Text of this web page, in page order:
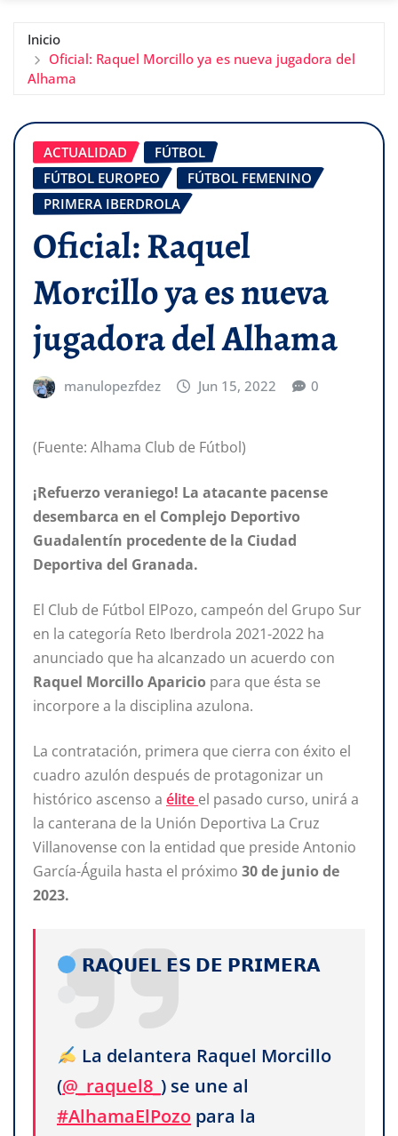
Inicio
Oficial: Raquel Morcillo ya es nueva jugadora del
Alhama
ACTUALIDAD
FÚTBOL
FÚTBOL EUROPEO
FÚTBOL FEMENINO
PRIMERA IBERDROLA
Oficial: Raquel
Morcillo ya es nueva
jugadora del Alhama
manulopezfdez Jun 15, 2022 0
(Fuente: Alhama Club de Fútbol)
¡Refuerzo veraniego! La atacante pacense
desembarca en el Complejo Deportivo
Guadalentín procedente de la Ciudad
Deportiva del Granada.
El Club de Fútbol ElPozo, campeón del Grupo Sur
en la categoría Reto Iberdrola 2021-2022 ha
anunciado que ha alcanzado un acuerdo con
Raquel Morcillo Aparicio para que ésta se
incorpore a la disciplina azulona.
La contratación, primera que cierra con éxito el
cuadro azulón después de protagonizar un
histórico ascenso a élite el pasado curso, unirá a
la canterana de la Unión Deportiva La Cruz
Villanovense con la entidad que preside Antonio
García-Águila hasta el próximo 30de junio de
2023.
𝗥𝗔𝗤𝗨𝗘𝗟 𝗘𝗦 𝗗𝗘 𝗣𝗥𝗜𝗠𝗘𝗥𝗔
La delantera Raquel Morcillo
(@_raquel8_ ) se une al
#AlhamaElPozo para la